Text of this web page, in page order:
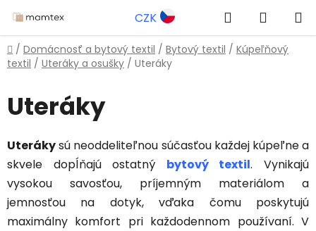
na
obsah
CZK Hľadať
KOŠÍK
Domov
/ Domácnosť a bytový textil / Bytový textil / Kúpeľňový
textil / Uteráky a osušky / Uteráky
Uteráky
Uterákysú neoddeliteľnou súčasťou každej kúpeľne a
skvele dopĺňajú ostatný bytový textil. Vynikajú
vysokou savosťou, príjemným materiálom a
jemnosťou na dotyk, vďaka čomu poskytujú
maximálny komfort pri každodennom používaní. V